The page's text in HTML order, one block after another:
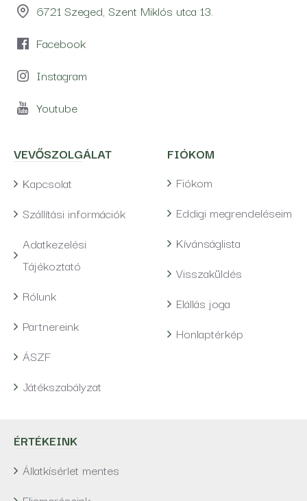
6721 Szeged, Szent Miklós utca 13.
Facebook
Instagram
Youtube
VEVŐSZOLGÁLAT
Kapcsolat
Szállítási információk
Adatkezelési
Tájékoztató
Rólunk
Partnereink
ÁSZF
Játékszabályzat
FIÓKOM
Fiókom
Eddigi megrendeléseim
Kívánságlista
Visszaküldés
Elállás joga
Honlaptérkép
ÉRTÉKEINK
Állatkísérlet mentes